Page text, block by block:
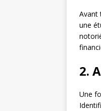
Avant
une
2.
Une